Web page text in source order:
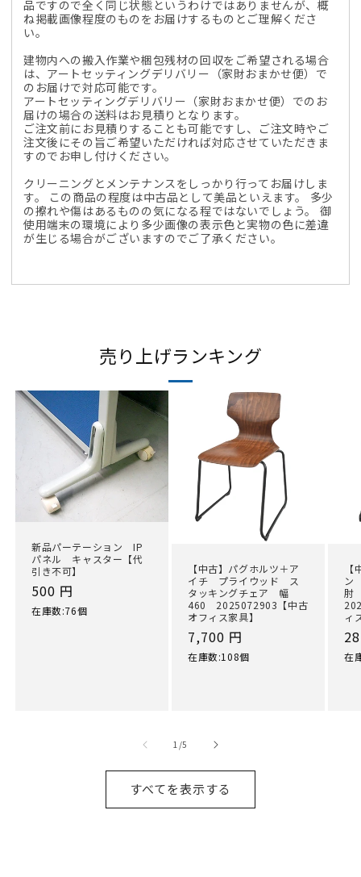
品ですので全く同じ状態というわけではありませんが、概
ね掲載画像程度のものをお届けするものとご理解くださ
い。
建物内への搬入作業や梱包残材の回収をご希望される場合
は、アートセッティングデリバリー（家財おまかせ便）で
のお届けで対応可能です。
アートセッティングデリバリー（家財おまかせ便）でのお
届けの場合の送料はお見積りとなります。
ご注文前にお見積りすることも可能ですし、ご注文時やご
注文後にその旨ご希望いただければ対応させていただきま
すのでお申し付けください。
クリーニングとメンテナンスをしっかり行ってお届けしま
す。 この商品の程度は中古品として美品といえます。 多少
の擦れや傷はあるものの気になる程ではないでしょう。 御
使用端末の環境により多少画像の表示色と実物の色に差違
が生じる場合がございますのでご了承ください。
売り上げランキング
新品パーテーション IP
パネル キャスター【代
引き不可】
通
常
500 円
在庫数:76個
【中古】パグホルツ＋ア
イチ プライウッド ス
タッキングチェア 幅
460 2025072903【中古
オフィス家具】
通
常
7,700 円
在庫数:108個
ン
肘
ィ
通
常
在
1 /の
5
すべてを表示する